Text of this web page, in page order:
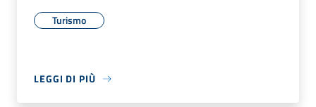
Turismo
LEGGI DI PIÙ